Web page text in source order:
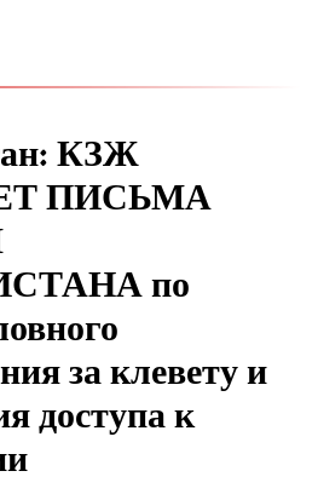
КЗЖ
ПИСЬМА
по
за клевету и
доступа к